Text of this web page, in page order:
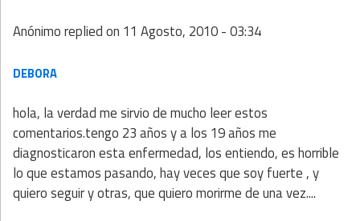
Anónimoreplied on 11 Agosto, 2010 - 03:34
DEBORA
hola, la verdad me sirvio de mucho leer estos
comentarios.tengo 23 años y a los 19 años me
diagnosticaron esta enfermedad, los entiendo, es horrible
lo que estamos pasando, hay veces que soy fuerte , y
quiero seguir y otras, que quiero morirme de una vez....